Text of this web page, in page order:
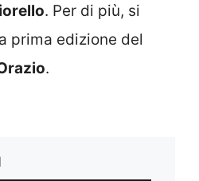
. Per di più, si
prima edizione del
.